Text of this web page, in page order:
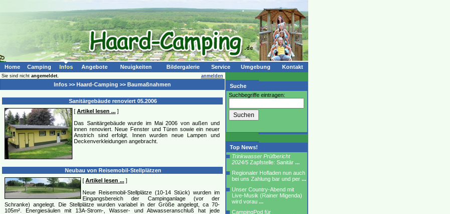
Home Camping Infos Angebote Neuigkeiten Bildergalerie Service Umgebung Kontakt
Sie sind nicht angemeldet. anmelden
Infos >> Haard-Camping >> Baumaßnahmen
Sanitärgebäude renoviert 05.2006
[ Artikel lesen ... ]
Das Sanitärgebäude wurde im Mai 2006 von außen und
innen renoviert. Neue Fenster und Türen sowie ein neuer
Anstrich sind erfolgt. Innen wurden neue Lampen und
Deckenverkleidungen angebracht.
Neubau von Reisemobil-Stellplätzen
[ Artikel lesen ... ]
Neue Reisemobil-Stellplätze (10-14 Stück) wurden im
Eingangsbereich der Campinganlage (vor der
Schranke) angelegt. Die Stellplätze wurden variabel in der Größe angelegt, ca 70-
105m². Energiesäulen mit 13A-Strom-, Wasser- und Abwasseranschluß hat jede
Suche
Suchbegriffe eintragen:
Top News!
Trinkwasser Prüfbericht
2024/5 Zapfstelle: Sanitär ...
Regionaler Hofladen nun auch
bei uns Zahlung bar und per ...
Unser Country-Abend mit
Live-Musik (Rainer Migenda)
wird vorau ...
CampingPod für